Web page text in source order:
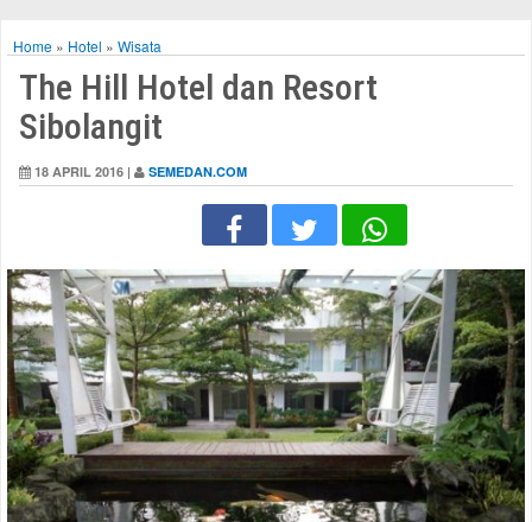
Home » Hotel » Wisata
The Hill Hotel dan Resort
Sibolangit
18 APRIL 2016 | SEMEDAN.COM